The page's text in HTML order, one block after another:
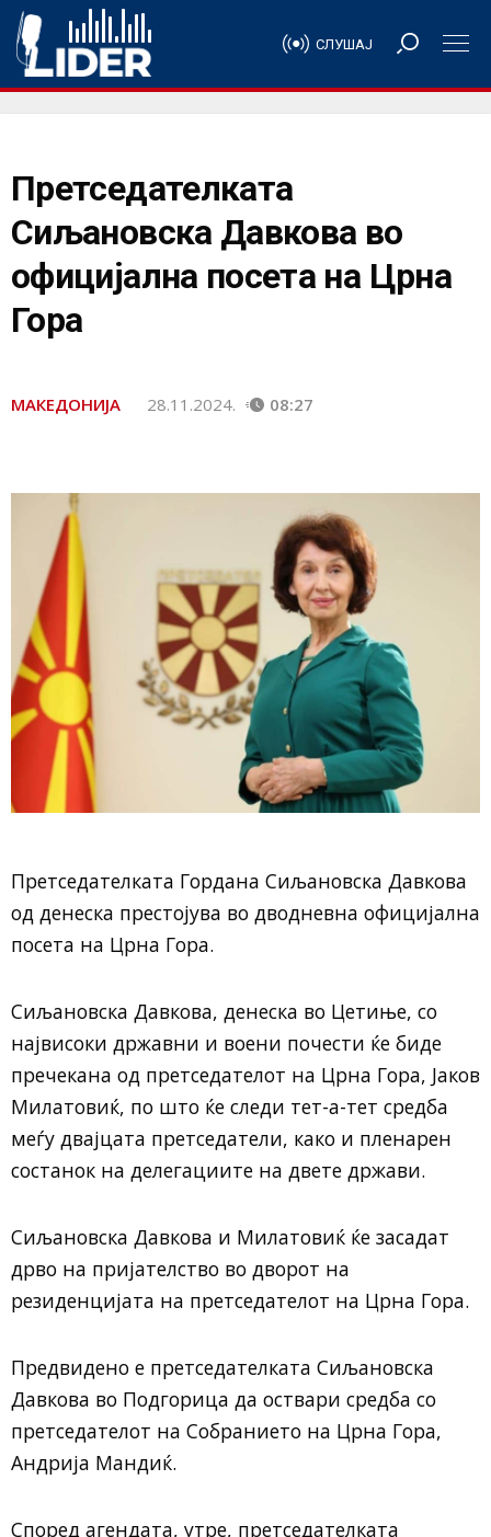
СЛУШАЈ
Претседателката
Сиљановска Давкова во
официјална посета на Црна
Гора
МАКЕДОНИЈА 28.11.2024. 08:27
Претседателката Гордана Сиљановска Давкова
од денеска престојува во дводневна официјална
посета на Црна Гора.
Сиљановска Давкова, денеска во Цетиње, со
највисоки државни и воени почести ќе биде
пречекана од претседателот на Црна Гора, Јаков
Милатовиќ, по што ќе следи тет-а-тет средба
меѓу двајцата претседатели, како и пленарен
состанок на делегациите на двете држави.
Сиљановска Давкова и Милатовиќ ќе засадат
дрво на пријателство во дворот на
резиденцијата на претседателот на Црна Гора.
Предвидено е претседателката Сиљановска
Давкова во Подгорица да оствари средба со
претседателот на Собранието на Црна Гора,
Андрија Мандиќ.
Според агендата, утре, претседателката